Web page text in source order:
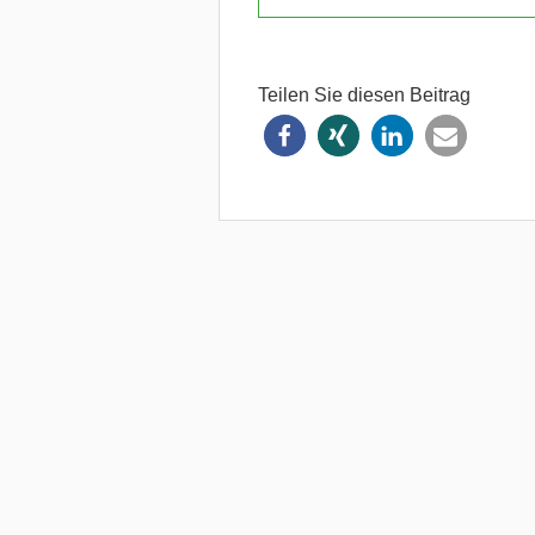
Teilen Sie diesen Beitrag